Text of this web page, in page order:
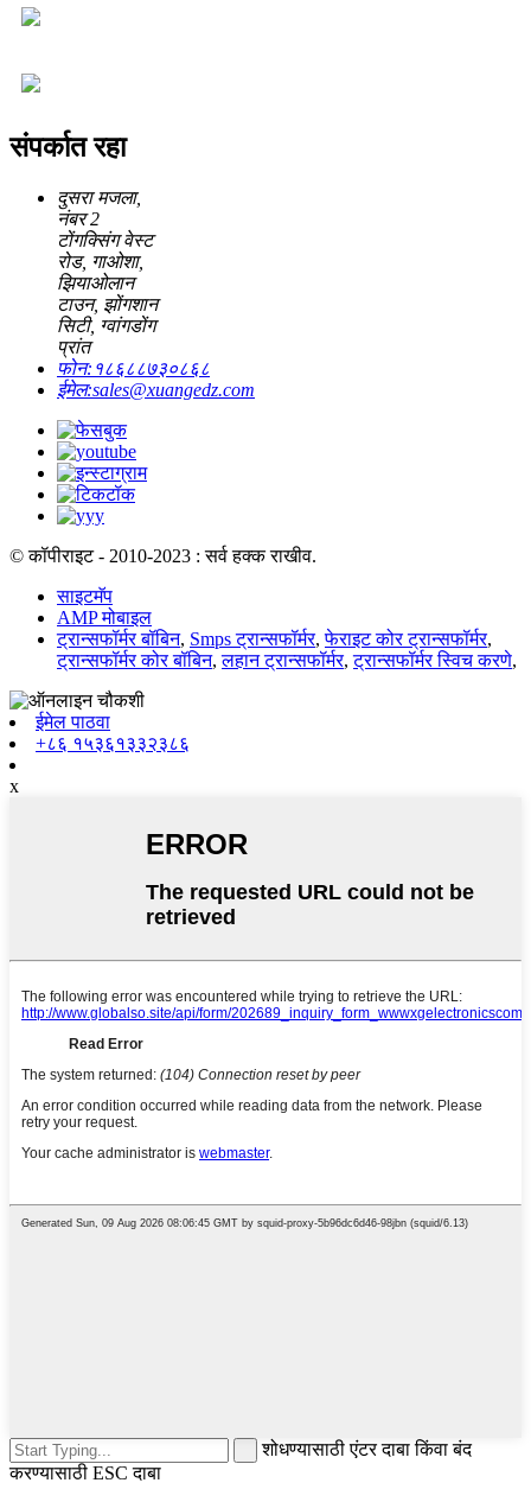
संपर्कात रहा
दुसरा मजला,
नंबर 2
टोंगक्सिंग वेस्ट
रोड, गाओशा,
झियाओलान
टाउन, झोंगशान
सिटी, ग्वांगडोंग
प्रांत
फोन: १८६८८७३०८६८
ईमेल:sales@xuangedz.com
© कॉपीराइट - 2010-2023 : सर्व हक्क राखीव.
साइटमॅप
AMP मोबाइल
ट्रान्सफॉर्मर बॉबिन, Smps ट्रान्सफॉर्मर,फेराइट कोर ट्रान्सफॉर्मर,
ट्रान्सफॉर्मर कोर बॉबिन,लहान ट्रान्सफॉर्मर,ट्रान्सफॉर्मर स्विच करणे,
ईमेल पाठवा
+८६ १५३६१३३२३८६
x
शोधण्यासाठी एंटर दाबा किंवा बंद
करण्यासाठी ESC दाबा